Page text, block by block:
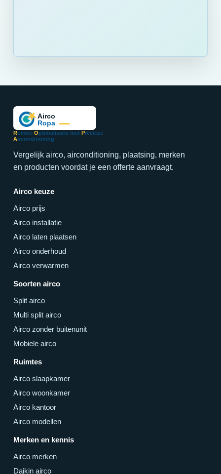
Ruimte-Optimalisatie met Precieze
Airconditioning
Vergelijk airco, airconditioning, plaatsing, merken
en producten voordat je een offerte aanvraagt.
Airco keuze
Airco prijs
Airco installatie
Airco laten plaatsen
Airco onderhoud
Airco verwarmen
Soorten airco
Split airco
Multi split airco
Airco zonder buitenunit
Mobiele airco
Ruimtes
Airco slaapkamer
Airco woonkamer
Airco kantoor
Airco modellen
Merken en kennis
Airco merken
Daikin airco